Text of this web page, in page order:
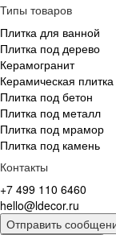
Типы товаров
Плитка для ванной
Плитка под дерево
Керамогранит
Керамическая плитка
Плитка под бетон
Плитка под металл
Плитка под мрамор
Плитка под камень
Контакты
+7 499 110 6460
hello@ldecor.ru
Отправить